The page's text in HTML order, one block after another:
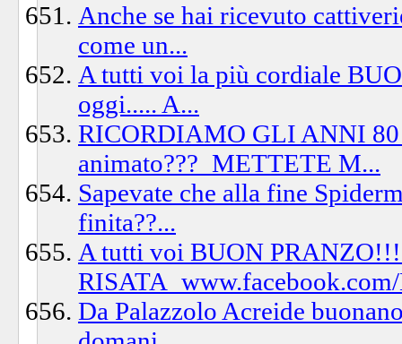
Anche se hai ricevuto
come un...
A tutti voi la più cordiale
oggi..... A...
RICORDIAMO GLI ANNI
animato???_METTETE M...
Sapevate che alla fine
finita??...
A tutti voi BUON
Da Palazzolo Acreide